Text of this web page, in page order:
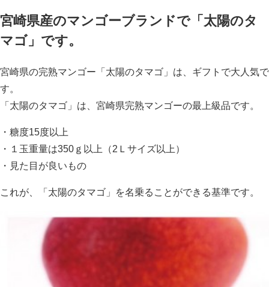
宮崎県産のマンゴーブランドで「太陽のタ
マゴ」です。
宮崎県の完熟マンゴー「太陽のタマゴ」は、ギフトで大人気で
す。
「太陽のタマゴ」は、宮崎県完熟マンゴーの最上級品です。
・糖度15度以上
・１玉重量は350ｇ以上（2Ｌサイズ以上）
・見た目が良いもの
これが、「太陽のタマゴ」を名乗ることができる基準です。